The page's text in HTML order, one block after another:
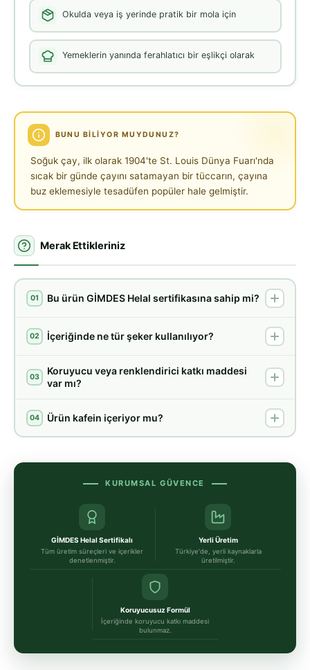
Okulda veya iş yerinde pratik bir mola için
Yemeklerin yanında ferahlatıcı bir eşlikçi olarak
BUNU BILIYOR MUYDUNUZ?
Soğuk çay, ilk olarak 1904'te St. Louis Dünya Fuarı'nda
sıcak bir günde çayını satamayan bir tüccarın, çayına
buz eklemesiyle tesadüfen popüler hale gelmiştir.
Merak Ettikleriniz
01 Bu ürün GİMDES Helal sertifikasına sahip mi?
02 İçeriğinde ne tür şeker kullanılıyor?
03
Koruyucu veya renklendirici katkı maddesi
var mı?
04 Ürün kafein içeriyor mu?
KURUMSAL GÜVENCE
GİMDES Helal Sertifikalı
Tüm üretim süreçleri ve içerikler
denetlenmiştir.
Yerli Üretim
Türkiye'de, yerli kaynaklarla
üretilmiştir.
Koruyucusuz Formül
İçeriğinde koruyucu katkı maddesi
bulunmaz.